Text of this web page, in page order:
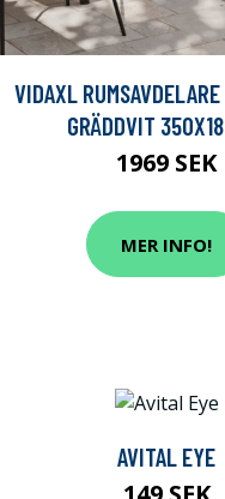
VIDAXL
GRÄDDVIT
1969 SEK
MER INFO!
AVITAL EYE